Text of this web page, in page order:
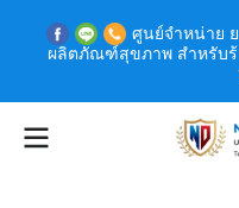
ศูนย์จำหน่าย
ผลิตภัณฑ์สุขภาพ สำหรับร้